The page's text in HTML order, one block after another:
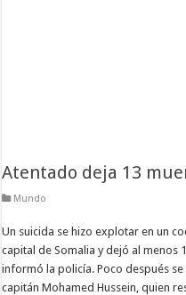
Atentado deja 13
Mundo
Un suicida se hizo explotar en un
capital de Somalia y dejó al menos
informó la policía. Poco después
capitán Mohamed Hussein, quien